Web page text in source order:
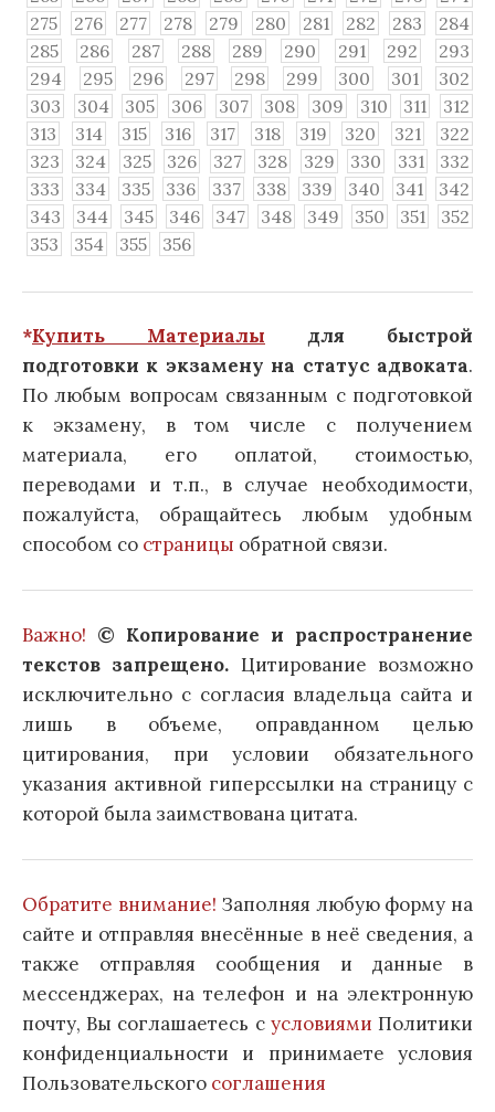
275
276 277 278 279 280 281 282 283
284
285
286 287 288 289 290 291 292
293
294
295 296 297 298 299 300 301
302
303
304 305 306 307 308 309 310 311
312
313
314 315 316 317 318 319 320 321
322
323
324 325 326 327 328 329 330 331
332
333
334 335 336 337 338 339 340 341
342
343
344 345 346 347 348 349 350 351
352
353
354 355 356
*Купить Материалы для быстрой
подготовки к экзамену на статус адвоката.
По любым вопросам связанным с подготовкой
к экзамену, в том числе с получением
материала, его оплатой, стоимостью,
переводами и т.п., в случае необходимости,
пожалуйста, обращайтесь любым удобным
способом со страницы обратной связи.
Важно! © Копирование и распространение
текстов запрещено. Цитирование возможно
исключительно с согласия владельца сайта и
лишь в объеме, оправданном целью
цитирования, при условии обязательного
указания активной гиперссылки на страницу с
которой была заимствована цитата.
Обратите внимание! Заполняя любую форму на
сайте и отправляя внесённые в неё сведения, а
также отправляя сообщения и данные в
мессенджерах, на телефон и на электронную
почту, Вы соглашаетесь с условиями Политики
конфиденциальности и принимаете условия
Пользовательского соглашения